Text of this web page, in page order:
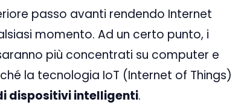
passo avanti rendendo Internet
momento. Ad un certo punto, i
più concentrati su computer e
la tecnologia IoT (Internet of Things)
dispositivi intelligenti.